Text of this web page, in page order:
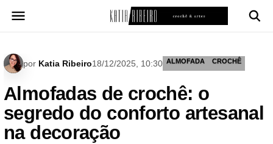
para
por Katia Ribeiro18/12/2025, 10:30 ALMOFADA CROCHÊ
Almofadas de crochê: o
segredo do conforto artesanal
na decoração